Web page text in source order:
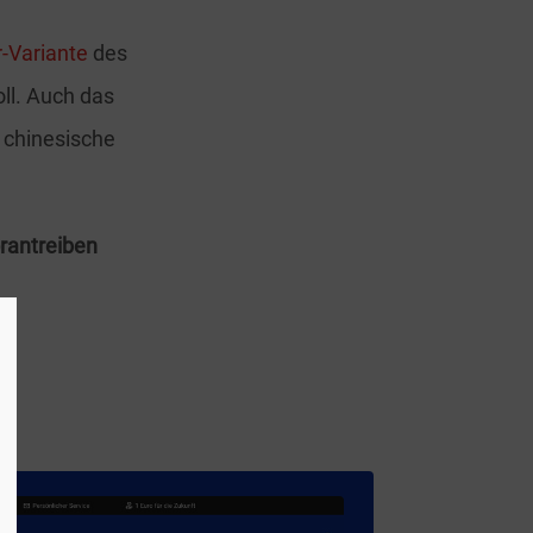
Variante des
Auch das